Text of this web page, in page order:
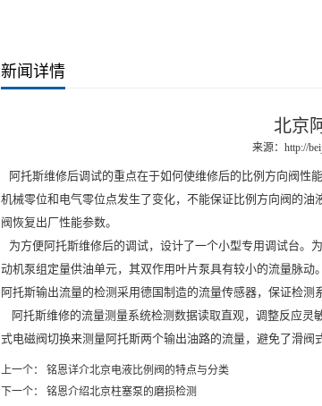
新闻详情
北京
来源： http://
阿托斯维修后调试的重点在于如何使维修后的比例方向阀性
机械零位和电气零位点发生了变化，不能保证比例方向阀的
阀恢复出厂性能参数。
为方便阿托斯维修后的调试，设计了一个小型专用调试台。
动机泵组定量供油单元，其双作用叶片泵具有较小的流量脉动
阿托斯输出流量的检测采用德国制造的流量传感器，保证检测
阿托斯维修的流量测量系统检测数据读取直观，调整反应灵
式电磁阀切换来测量阿托斯两个输出油路的流量，避免了滑阀
上一个：
铭恩详介北京电液比例阀的特点与分类
下一个：
铭恩介绍北京柱塞泵的磨损检测